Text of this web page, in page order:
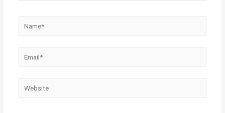
Website